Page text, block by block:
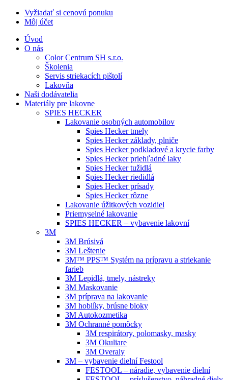
Vyžiadať si cenovú ponuku
Môj účet
Úvod
O nás
Color Centrum SH s.r.o.
Školenia
Servis striekacích pištolí
Lakovňa
Naši dodávatelia
Materiály pre lakovne
SPIES HECKER
Lakovanie osobných automobilov
Spies Hecker tmely
Spies Hecker základy, plniče
Spies Hecker podkladové a krycie farby
Spies Hecker priehľadné laky
Spies Hecker tužidlá
Spies Hecker riedidlá
Spies Hecker prísady
Spies Hecker rôzne
Lakovanie úžitkových vozidiel
Priemyselné lakovanie
SPIES HECKER – vybavenie lakovní
3M
3M Brúsivá
3M Leštenie
3M™ PPS™ Systém na prípravu a striekanie
farieb
3M Lepidlá, tmely, nástreky
3M Maskovanie
3M príprava na lakovanie
3M hoblíky, brúsne bloky
3M Autokozmetika
3M Ochranné pomôcky
3M respirátory, polomasky, masky
3M Okuliare
3M Overaly
3M – vybavenie dielní Festool
FESTOOL – náradie, vybavenie dielní